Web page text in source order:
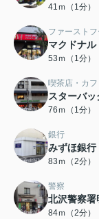
41ｍ（1分）
ファーストフ
マクドナ
53ｍ（1分）
喫茶店・カフ
スターバ
76ｍ（1分）
銀行
みずほ銀
83ｍ（2分）
警察
北沢警察署
84ｍ（2分）